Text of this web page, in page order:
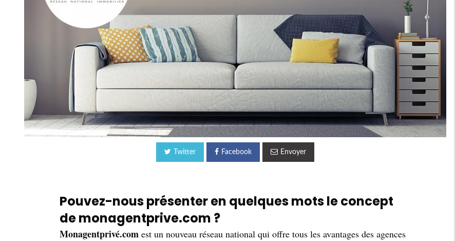
Twitter Facebook Envoyer
Pouvez-nous présenter en quelques mots le concept
de monagentprive.com ?
Monagentprivé.comest un nouveau réseau national qui offre tous les avantages des agences